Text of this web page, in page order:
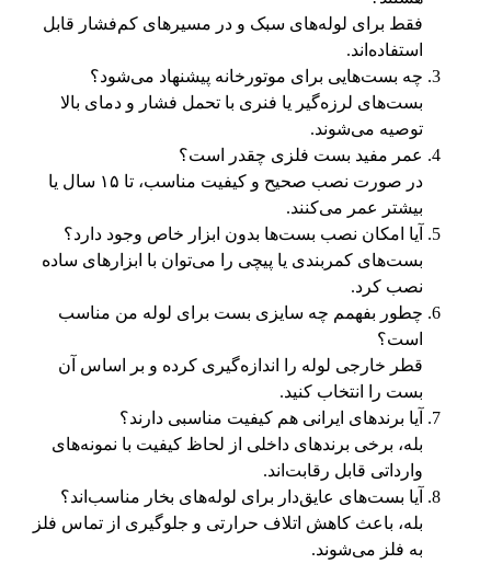
فقط برای لوله‌های سبک و در مسیرهای کم‌فشار قابل
استفاده‌اند.
چه بست‌هایی برای موتورخانه پیشنهاد می‌شود؟
بست‌های لرزه‌گیر یا فنری با تحمل فشار و دمای بالا
توصیه می‌شوند.
عمر مفید بست فلزی چقدر است؟
در صورت نصب صحیح و کیفیت مناسب، تا ۱۵ سال یا
بیشتر عمر می‌کنند.
آیا امکان نصب بست‌ها بدون ابزار خاص وجود دارد؟
بست‌های کمربندی یا پیچی را می‌توان با ابزارهای ساده
نصب کرد.
چطور بفهمم چه سایزی بست برای لوله من مناسب
است؟
قطر خارجی لوله را اندازه‌گیری کرده و بر اساس آن
بست را انتخاب کنید.
آیا برندهای ایرانی هم کیفیت مناسبی دارند؟
بله، برخی برندهای داخلی از لحاظ کیفیت با نمونه‌های
وارداتی قابل رقابت‌اند.
آیا بست‌های عایق‌دار برای لوله‌های بخار مناسب‌اند؟
بله، باعث کاهش اتلاف حرارتی و جلوگیری از تماس فلز
به فلز می‌شوند.